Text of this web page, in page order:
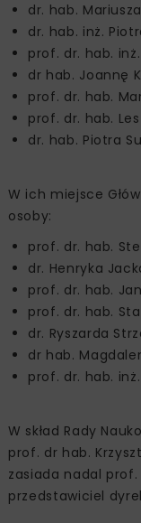
dr. hab.
dr. hab. inż.
prof. dr. hab.
dr hab. Joannę
prof. dr. hab.
prof. dr. hab.
dr. hab. Piotra
W ich miejsce
osoby:
prof. dr. hab.
dr. Henryka
prof. dr. hab.
prof. dr. hab.
dr. Ryszarda
dr hab.
prof. dr. hab.
W skład Rady
prof. dr hab.
zasiada nadal prof.
przedstawiciel